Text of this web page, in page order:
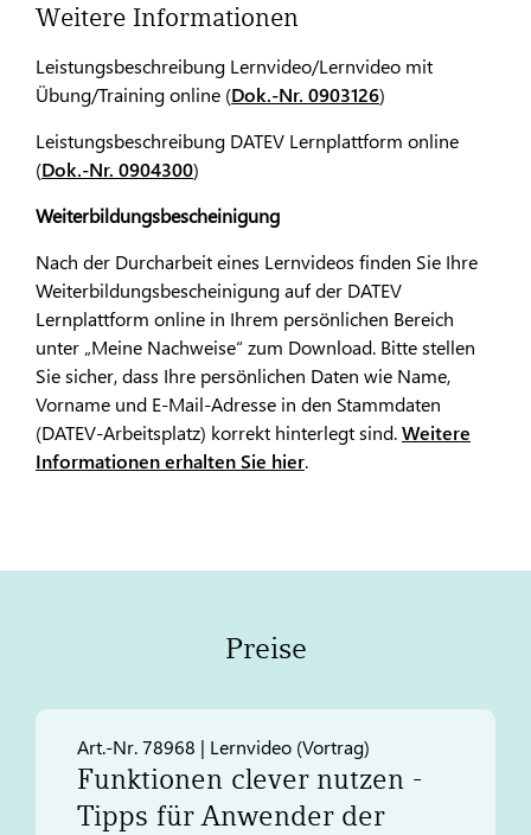
Weitere Informationen
Leistungsbeschreibung Lernvideo/Lernvideo mit
Übung/Training online (Dok.-Nr. 0903126)
Leistungsbeschreibung DATEV Lernplattform online
(Dok.-Nr. 0904300)
Weiterbildungsbescheinigung
Nach der Durcharbeit eines Lernvideos finden Sie Ihre
Weiterbildungsbescheinigung auf der DATEV
Lernplattform online in Ihrem persönlichen Bereich
unter „Meine Nachweise“ zum Download. Bitte stellen
Sie sicher, dass Ihre persönlichen Daten wie Name,
Vorname und E-Mail-Adresse in den Stammdaten
(DATEV-Arbeitsplatz) korrekt hinterlegt sind.Weitere
Informationen erhalten Sie hier.
Preise
Art.-Nr. 78968 | Lernvideo (Vortrag)
Funktionen clever nutzen -
Tipps für Anwender der